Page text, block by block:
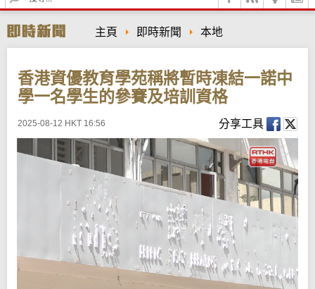
e
r
c
主頁 即時新聞 本地
香港資優教育學苑稱將暫時凍結一諾中
學一名學生的參賽及培訓資格
2025-08-12 HKT 16:56 分享工具